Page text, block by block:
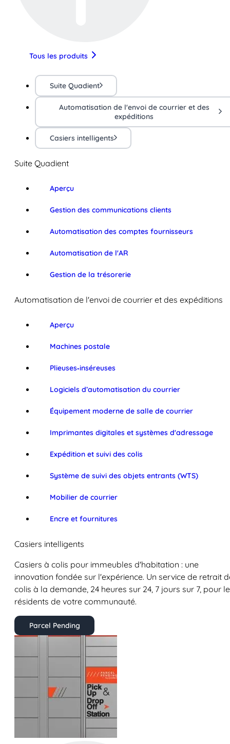
Tous les produits
Suite Quadient
Automatisation de l'envoi de courrier et des
expéditions
Casiers intelligents
Suite Quadient
Aperçu
Gestion des communications clients
Automatisation des comptes fournisseurs
Automatisation de l'AR
Gestion de la trésorerie
Automatisation de l'envoi de courrier et des expéditions
Aperçu
Machines postale
Plieuses‑inséreuses
Logiciels d’automatisation du courrier
Équipement moderne de salle de courrier
Imprimantes digitales et systèmes d'adressage
Expédition et suivi des colis
Système de suivi des objets entrants (WTS)
Mobilier de courrier
Encre et fournitures
Casiers intelligents
Casiers à colis pour immeubles d'habitation : une
innovation fondée sur l'expérience. Un service de retrait
colis à la demande, 24 heures sur 24, 7 jours sur 7, pour
résidents de votre communauté.
Parcel Pending